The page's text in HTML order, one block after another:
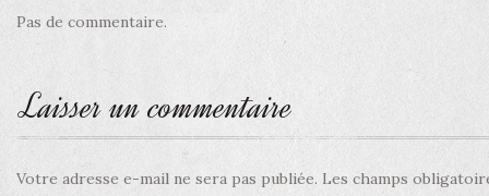
Pas de commentaire.
Laisser un commentaire
Votre adresse e-mail ne sera pas publiée. Les champs